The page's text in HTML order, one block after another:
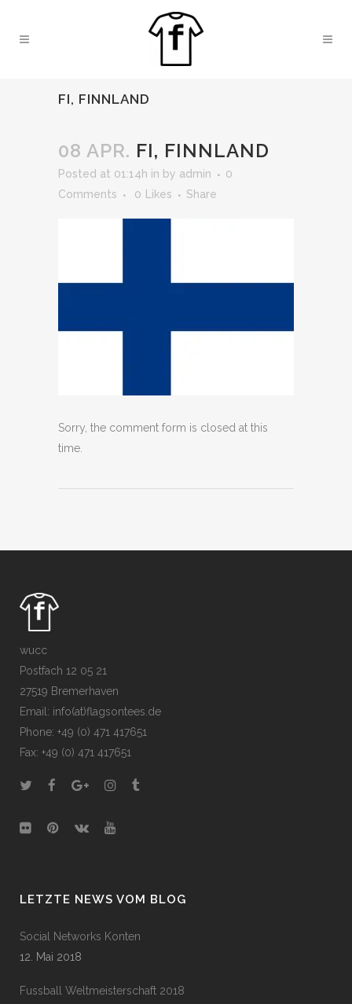
FI, FINNLAND
08 APR. FI, FINNLAND
Posted at 01:14h in by admin
0
Comments
0 Likes Share
Sorry, the comment form is closed at this
time.
wucc
Postfach 12 05 21
27519 Bremerhaven
Email: info(at)flagsontees.de
Phone: +49 (0) 471 417651
Fax: +49 (0) 471 417651
LETZTE NEWS VOM BLOG
Social Networks Konten
12. Mai 2018
Fussball Weltmeisterschaft 2018